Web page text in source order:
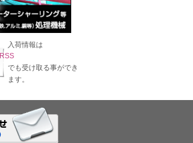
入荷情報は
RSS
でも受け取る事ができ
ます。